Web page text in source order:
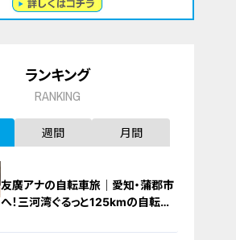
ランキング
RANKING
週間 月間
友廣アナの自転車旅｜愛知・蒲郡市
へ！三河湾ぐるっと125kmの自転車